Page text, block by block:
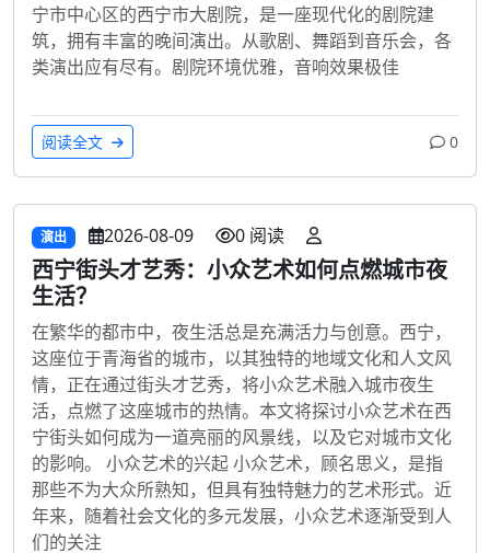
宁市中心区的西宁市大剧院，是一座现代化的剧院建
筑，拥有丰富的晚间演出。从歌剧、舞蹈到音乐会，各
类演出应有尽有。剧院环境优雅，音响效果极佳
阅读全文 0
演出 2026-08-09 0 阅读
西宁街头才艺秀：小众艺术如何点燃城市夜
生活？
在繁华的都市中，夜生活总是充满活力与创意。西宁，
这座位于青海省的城市，以其独特的地域文化和人文风
情，正在通过街头才艺秀，将小众艺术融入城市夜生
活，点燃了这座城市的热情。本文将探讨小众艺术在西
宁街头如何成为一道亮丽的风景线，以及它对城市文化
的影响。 小众艺术的兴起 小众艺术，顾名思义，是指
那些不为大众所熟知，但具有独特魅力的艺术形式。近
年来，随着社会文化的多元发展，小众艺术逐渐受到人
们的关注